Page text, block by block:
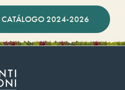
CATÁLOGO 2024-2026